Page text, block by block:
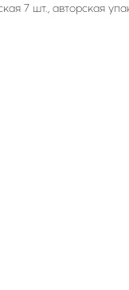
7 шт., авторская